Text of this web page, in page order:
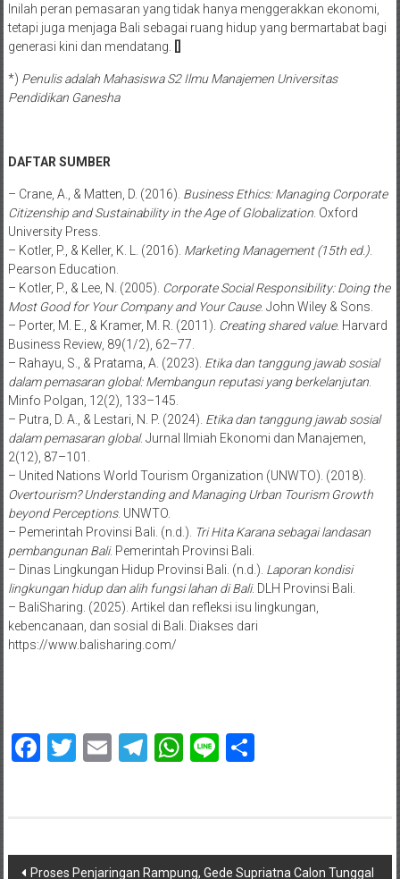
Inilah peran pemasaran yang tidak hanya menggerakkan ekonomi,
tetapi juga menjaga Bali sebagai ruang hidup yang bermartabat bagi
generasi kini dan mendatang.
*) Penulis adalah Mahasiswa S2 Ilmu Manajemen Universitas
Pendidikan Ganesha
DAFTAR SUMBER
– Crane, A., & Matten, D. (2016). Business Ethics: Managing Corporate
Citizenship and Sustainability in the Age of Globalization. Oxford
University Press.
– Kotler, P., & Keller, K. L. (2016). Marketing Management (15th ed.).
Pearson Education.
– Kotler, P., & Lee, N. (2005). Corporate Social Responsibility: Doing the
Most Good for Your Company and Your Cause. John Wiley & Sons.
– Porter, M. E., & Kramer, M. R. (2011). Creating shared value. Harvard
Business Review, 89(1/2), 62–77.
– Rahayu, S., & Pratama, A. (2023). Etika dan tanggung jawab sosial
dalam pemasaran global: Membangun reputasi yang berkelanjutan.
Minfo Polgan, 12(2), 133–145.
– Putra, D. A., & Lestari, N. P. (2024). Etika dan tanggung jawab sosial
dalam pemasaran global. Jurnal Ilmiah Ekonomi dan Manajemen,
2(12), 87–101.
– United Nations World Tourism Organization (UNWTO). (2018).
Overtourism? Understanding and Managing Urban Tourism Growth
beyond Perceptions. UNWTO.
– Pemerintah Provinsi Bali. (n.d.). Tri Hita Karana sebagai landasan
pembangunan Bali. Pemerintah Provinsi Bali.
– Dinas Lingkungan Hidup Provinsi Bali. (n.d.). Laporan kondisi
lingkungan hidup dan alih fungsi lahan di Bali. DLH Provinsi Bali.
– BaliSharing. (2025). Artikel dan refleksi isu lingkungan,
kebencanaan, dan sosial di Bali. Diakses dari
https://www.balisharing.com/
Facebook
Twitter
EmailTelegram
WhatsApp
LineShare
Navigasi
Proses Penjaringan Rampung, Gede Supriatna Calon Tunggal